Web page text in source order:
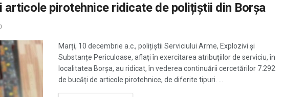
articole pirotehnice ridicate de polițiștii din Borșa
Marți, 10 decembrie a.c., polițiștii Serviciului Arme, Explozivi și
Substanțe Periculoase, aflați în exercitarea atribuțiilor de serviciu, în
localitatea Borșa, au ridicat, în vederea continuării cercetărilor 7.292
de bucăți de articole pirotehnice, de diferite tipuri. ...